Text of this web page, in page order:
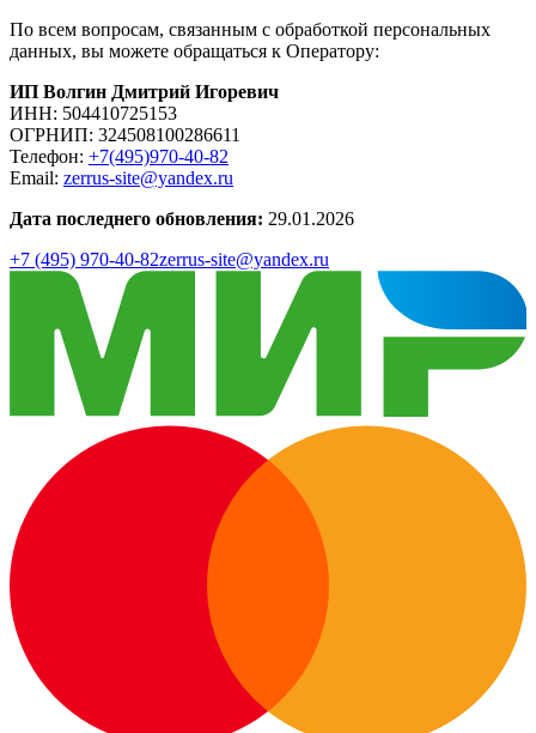
По всем вопросам, связанным с обработкой персональных
данных, вы можете обращаться к Оператору:
ИП Волгин Дмитрий Игоревич
ИНН: 504410725153
ОГРНИП: 324508100286611
Телефон: +7(495)970-40-82
Email: zerrus-site@yandex.ru
Дата последнего обновления: 29.01.2026
+7 (495) 970-40-82zerrus-site@yandex.ru